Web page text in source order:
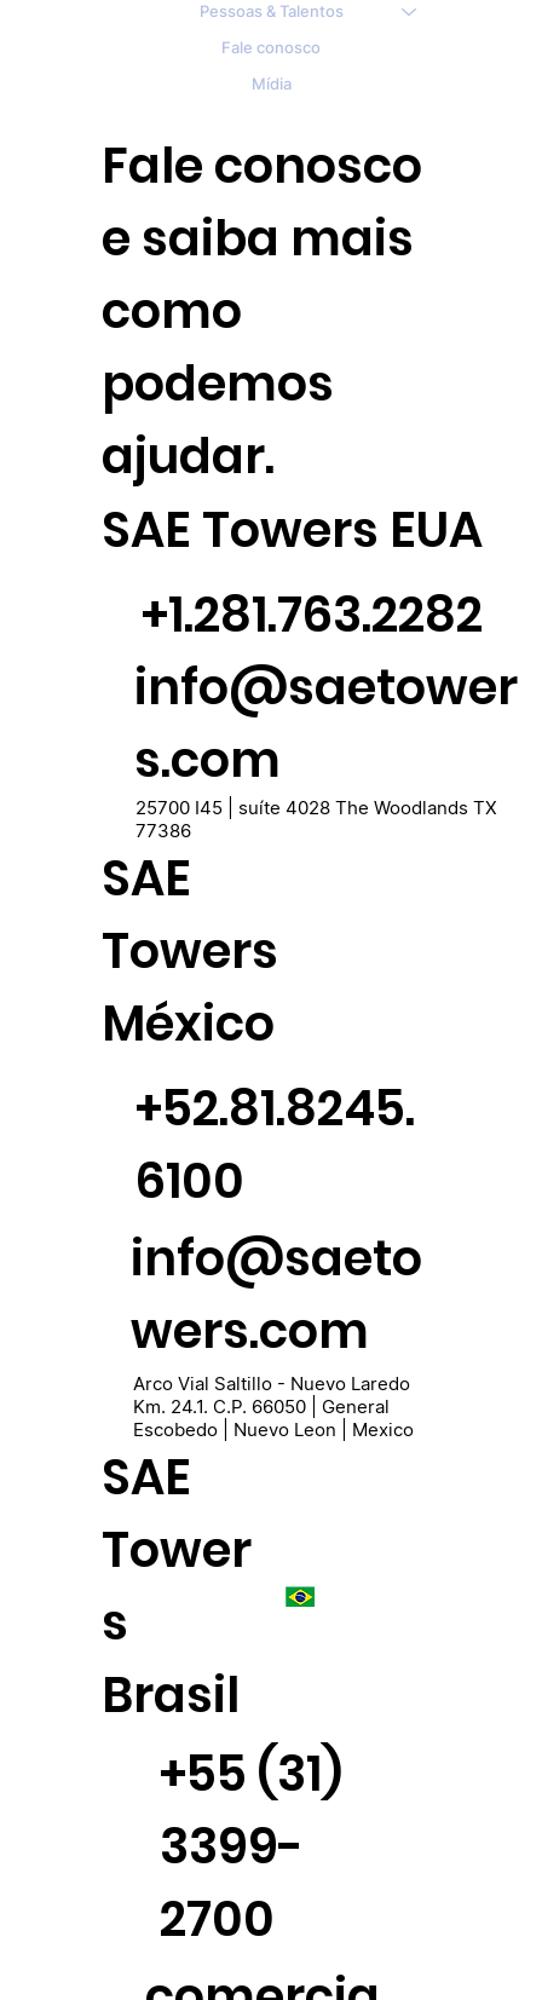
Pessoas & Talentos
Fale conosco
Mídia
SAE Towers EUA
+1.281.763.2282
info@saetower
s.com
25700 I45 | suíte 4028 The Woodlands TX
77386
+52.81.8245.
6100
info@saeto
wers.com
Arco Vial Saltillo - Nuevo Laredo
Km. 24.1. C.P. 66050 | General
Escobedo | Nuevo Leon | Mexico
SAE
Towers
México
SAE
Tower
s
Brasil
+55 (31)
3399-
2700
Fale conosco
e saiba mais
como
podemos
ajudar.